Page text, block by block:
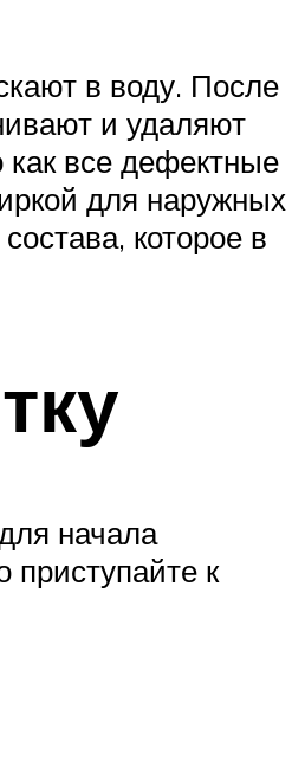
в воду. После
и удаляют
все дефектные
для наружных
которое в
начала
приступайте к